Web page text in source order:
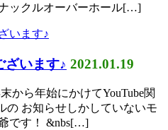
ックルオーバーホール[…]
ざいます♪ 2021.01.19
から年始にかけてYouTube関
の お知らせしかしていないモ
です！ &nbs[…]